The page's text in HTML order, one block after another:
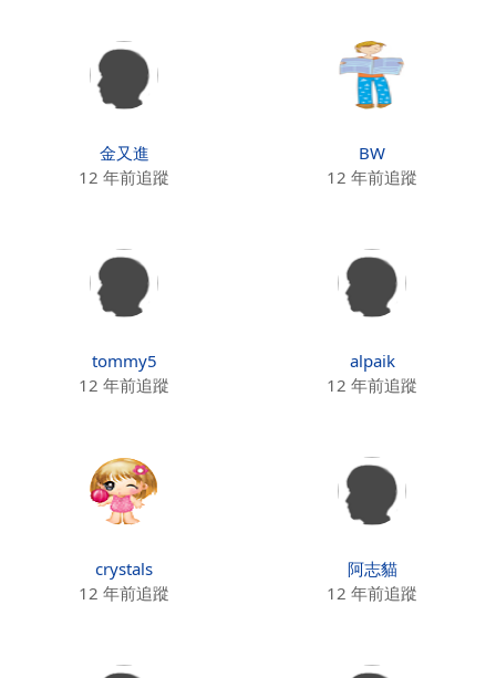
金又進
12 年前追蹤
BW
12 年前追蹤
tommy5
12 年前追蹤
alpaik
12 年前追蹤
crystals
12 年前追蹤
阿志貓
12 年前追蹤